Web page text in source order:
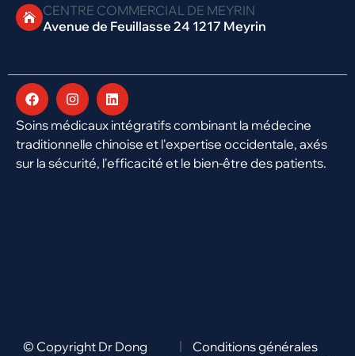
CENTRE COMMERCIAL DE MEYRIN
Avenue de Feuillasse 24 1217 Meyrin
Soins médicaux intégratifs combinant la médecine
traditionnelle chinoise et l'expertise occidentale, axés
sur la sécurité, l'efficacité et le bien-être des patients.
© Copyright Dr Dong
Conditions générales